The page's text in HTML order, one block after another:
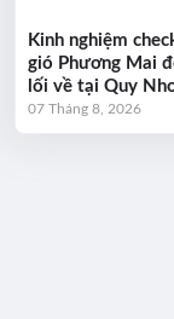
Kinh nghiệm
gió Phương Mai
lối về tại Quy
07 Tháng 8, 2026